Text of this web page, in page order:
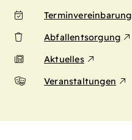
Terminvereinbarung
Abfallentsorgung
Aktuelles
Veranstaltungen